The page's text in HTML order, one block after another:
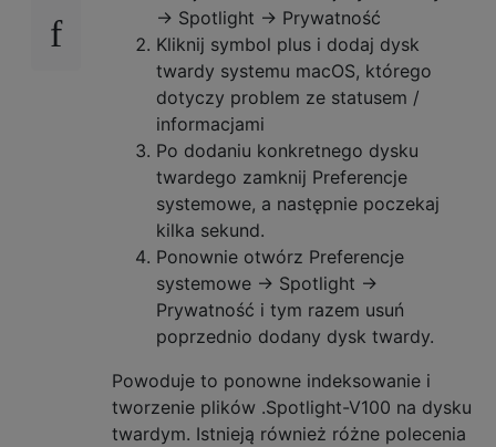
→ Spotlight → Prywatność
Kliknij symbol plus i dodaj dysk
twardy systemu macOS, którego
dotyczy problem ze statusem /
informacjami
Po dodaniu konkretnego dysku
twardego zamknij Preferencje
systemowe, a następnie poczekaj
kilka sekund.
Ponownie otwórz Preferencje
systemowe → Spotlight →
Prywatność i tym razem usuń
poprzednio dodany dysk twardy.
Powoduje to ponowne indeksowanie i
tworzenie plików .Spotlight-V100 na dysku
twardym. Istnieją również różne polecenia